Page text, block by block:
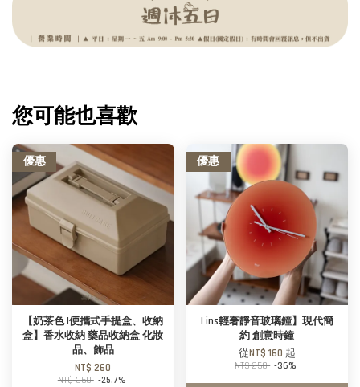
您可能也喜歡
優惠
【奶茶色 |便攜式手提盒、收納
盒】香水收納 藥品收納盒 化妝
品、飾品
NT$ 260
NT$ 350 -25.7%
優惠
| ins輕奢靜音玻璃鐘】現代簡
約 創意時鐘
從NT$ 160 起
NT$ 250 -36%